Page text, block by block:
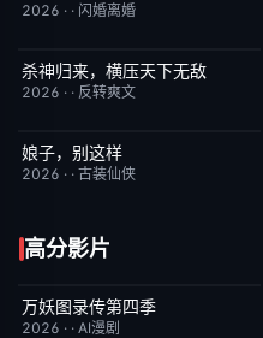
2026 · · 闪婚离婚
完结
杀神归来，横压天下无敌
2026 · · 反转爽文
完结
娘子，别这样
2026 · · 古装仙侠
高分影片
完结
万妖图录传第四季
2026 · · AI漫剧